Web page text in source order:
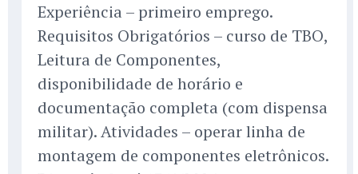
Experiência – primeiro emprego.
Requisitos Obrigatórios – curso de TBO,
Leitura de Componentes,
disponibilidade de horário e
documentação completa (com dispensa
militar). Atividades – operar linha de
montagem de componentes eletrônicos.